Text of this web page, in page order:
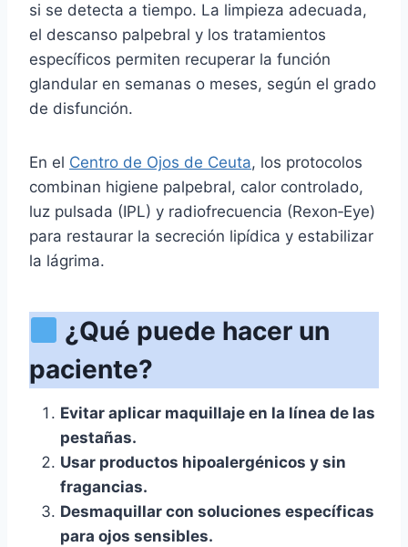
si se detecta a tiempo. La limpieza adecuada,
el descanso palpebral y los tratamientos
específicos permiten recuperar la función
glandular en semanas o meses, según el grado
de disfunción.
En el Centro de Ojos de Ceuta, los protocolos
combinan higiene palpebral, calor controlado,
luz pulsada (IPL) y radiofrecuencia (Rexon‑Eye)
para restaurar la secreción lipídica y estabilizar
la lágrima.
¿Qué puede hacer un
paciente?
Evitar aplicar maquillaje en la línea de las
pestañas.
Usar productos hipoalergénicos y sin
fragancias.
Desmaquillar con soluciones específicas
para ojos sensibles.